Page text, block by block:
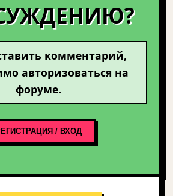
комментарий,
авторизоваться на
форуме.
/ ВХОД